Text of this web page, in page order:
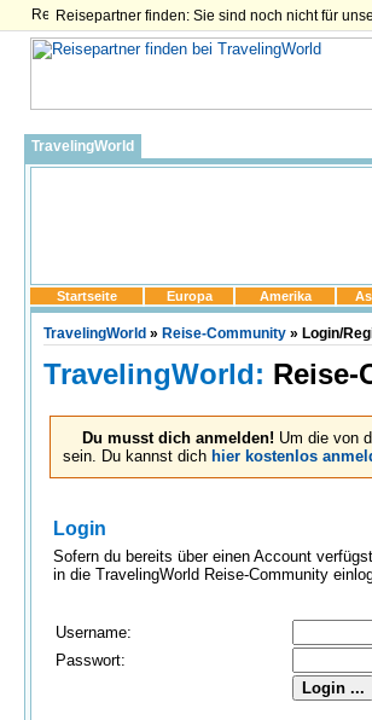
Reisepartner finden: Sie sind noch nicht für
TravelingWorld
Startseite Europa Amerika
TravelingWorld » Reise-Community » Login/
TravelingWorld: Reise-
Du musst dich anmelden! Um die von
sein. Du kannst dich hier kostenlos
Login
Sofern du bereits über einen Account
in die TravelingWorld Reise-Community
Username:
Passwort: